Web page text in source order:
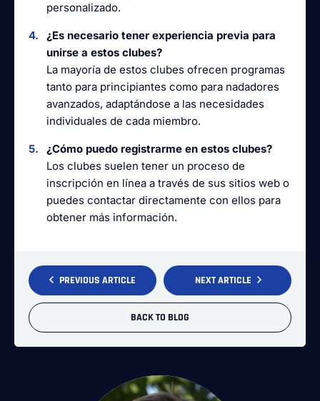
personalizado.
¿Es necesario tener experiencia previa para
unirse a estos clubes?
La mayoría de estos clubes ofrecen programas
tanto para principiantes como para nadadores
avanzados, adaptándose a las necesidades
individuales de cada miembro.
¿Cómo puedo registrarme en estos clubes?
Los clubes suelen tener un proceso de
inscripción en línea a través de sus sitios web o
puedes contactar directamente con ellos para
obtener más información.
PREVIOUS ARTICLE
BACK TO BLOG
NEXT ARTICLE